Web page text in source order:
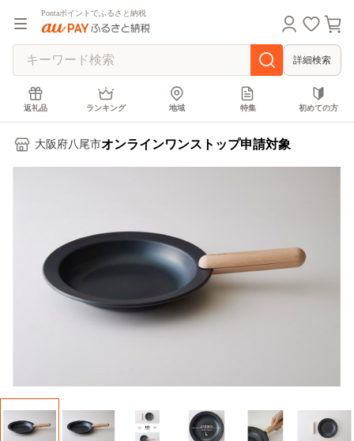
Pontaポイントでふるさと納税
詳細検索
返礼品 ランキング 地域 特集 初めての方
大阪府八尾市オンラインワンストップ申請対象